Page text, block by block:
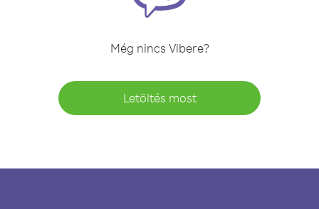
Még nincs Vibere?
Letöltés most